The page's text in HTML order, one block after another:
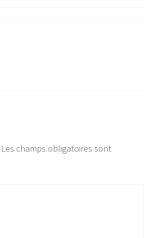
Les champs obligatoires sont